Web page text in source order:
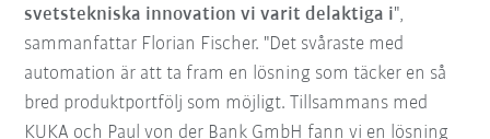
svetstekniska innovation vi varit delaktiga i",
sammanfattar Florian Fischer. "Det svåraste med
automation är att ta fram en lösning som täcker en så
bred produktportfölj som möjligt. Tillsammans med
KUKA och Paul von der Bank GmbH fann vi en lösning